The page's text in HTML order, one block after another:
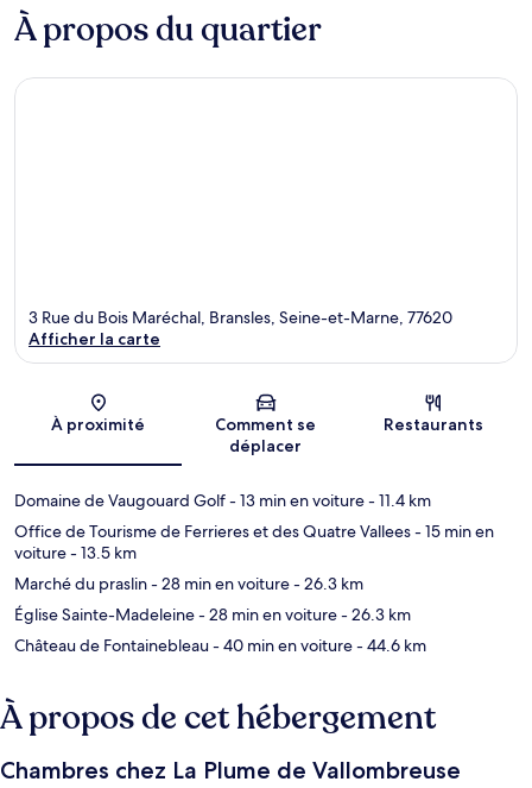
À propos du quartier
Carte
3 Rue du Bois Maréchal, Bransles, Seine-et-Marne, 77620
Afficher la carte
À proximité
Comment se
déplacer
Restaurants
Domaine de Vaugouard Golf- 13 min en voiture- 11.4 km
Office de Tourisme de Ferrieres et des Quatre Vallees- 15 min en
voiture- 13.5 km
Marché du praslin- 28 min en voiture- 26.3 km
Église Sainte-Madeleine- 28 min en voiture- 26.3 km
Château de Fontainebleau- 40 min en voiture- 44.6 km
À propos de cet hébergement
Chambres chez La Plume de Vallombreuse